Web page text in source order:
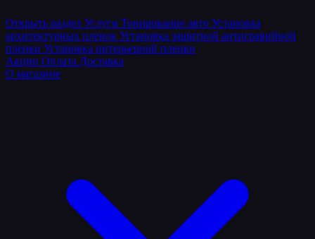
Открыть раздел Услуги Тонирование авто Установка
архитектурных пленок Установка защитной антигравийной
пленки Установка интерьерной пленки
Акции Оплата Доставка
О магазине